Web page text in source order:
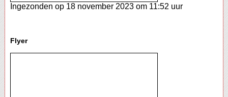
Ingezonden op 18 november 2023 om 11:52 uur
Flyer